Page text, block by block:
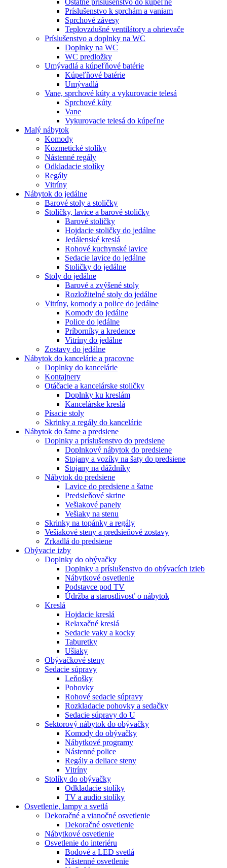
Príslušenstvo k sprchám a vaniam
Sprchové závesy
Teplovzdušné ventilátory a ohrievače
Príslušenstvo a doplnky na WC
Doplnky na WC
WC predložky
Umývadlá a kúpeľňové batérie
Kúpeľňové batérie
Umývadlá
Vane, sprchové kúty a vykurovacie telesá
Sprchové kúty
Vane
Vykurovacie telesá do kúpeľne
Malý nábytok
Komody
Kozmetické stolíky
Nástenné regály
Odkladacie stolíky
Regály
Vitríny
Nábytok do jedálne
Barové stoly a stoličky
Stoličky, lavice a barové stoličky
Barové stoličky
Hojdacie stoličky do jedálne
Jedálenské kreslá
Rohové kuchynské lavice
Sedacie lavice do jedálne
Stoličky do jedálne
Stoly do jedálne
Barové a zvýšené stoly
Rozložitelné stoly do jedálne
Vitríny, komody a police do jedálne
Komody do jedálne
Police do jedálne
Príborníky a kredence
Vitríny do jedálne
Zostavy do jedálne
Nábytok do kancelárie a pracovne
Doplnky do kancelárie
Kontajnery
Otáčacie a kancelárske stoličky
Doplnky ku kreslám
Kancelárske kreslá
Písacie stoly
Skrinky a regály do kancelárie
Nábytok do šatne a predsiene
Doplnky a príslušenstvo do predsiene
Doplnkový nábytok do predsiene
Stojany a vozíky na šaty do predsiene
Stojany na dáždníky
Nábytok do predsiene
Lavice do predsiene a šatne
Predsieňové skrine
Vešiakové panely
Vešiaky na stenu
Skrinky na topánky a regály
Vešiakové steny a predsieňové zostavy
Zrkadlá do predsiene
Obývacie izby
Doplnky do obývačky
Doplnky a príslušenstvo do obývacích izieb
Nábytkové osvetlenie
Podstavce pod TV
Údržba a starostlivosť o nábytok
Kreslá
Hojdacie kreslá
Relaxačné kreslá
Sedacie vaky a kocky
Taburetky
Ušiaky
Obývačkové steny
Sedacie súpravy
Leňošky
Pohovky
Rohové sedacie súpravy
Rozkladacie pohovky a sedačky
Sedacie súpravy do U
Sektorový nábytok do obývačky
Komody do obývačky
Nábytkové programy
Nástenné police
Regály a deliace steny
Vitríny
Stolíky do obývačky
Odkladacie stolíky
TV a audio stolíky
Osvetlenie, lampy a svetlá
Dekoračné a vianočné osvetlenie
Dekoračné osvetlenie
Nábytkové osvetlenie
Osvetlenie do interiéru
Bodové a LED svetlá
Nástenné osvetlenie